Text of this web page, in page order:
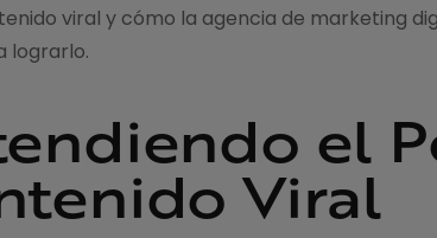
viral y cómo la agencia de marketing
lograrlo.
el
Viral